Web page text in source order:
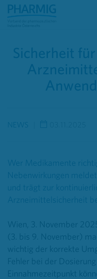
Sicherheit
NEWS
Wer Medikamente
Nebenwirkungen
und trägt zur
Arzneimittelsicherheit
Wien, 3. November
(3. bis 9. November)
wichtig der korrekte
Fehler bei der
Einnahmezeitpunkt